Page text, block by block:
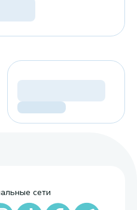
сети